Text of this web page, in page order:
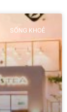
SỐNG KHOẺ